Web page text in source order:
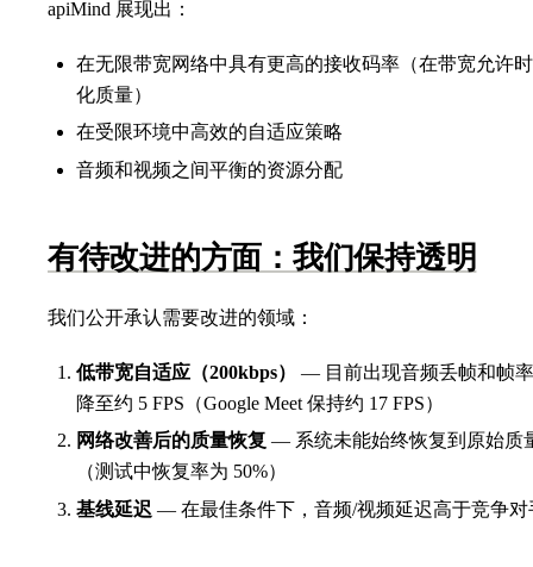
apiMind 展现出：
在无限带宽网络中具有更高的接收码率（在带宽允许
化质量）
在受限环境中高效的自适应策略
音频和视频之间平衡的资源分配
有待改进的方面：我们保持透明
我们公开承认需要改进的领域：
低带宽自适应（200kbps）
— 目前出现音频丢帧和帧
降至约 5 FPS（Google Meet 保持约 17 FPS）
网络改善后的质量恢复 — 系统未能始终恢复到原始质
（测试中恢复率为 50%）
基线延迟 — 在最佳条件下，音频/视频延迟高于竞争对